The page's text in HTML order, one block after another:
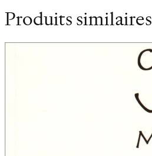
Produits similaires